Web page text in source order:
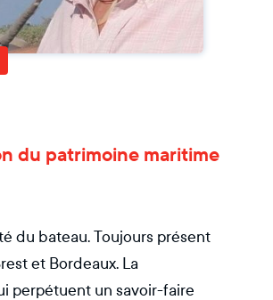
du patrimoine maritime
du bateau. Toujours présent
et Bordeaux. La
perpétuent un savoir-faire